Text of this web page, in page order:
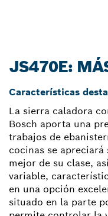
JS470E:
Características
La sierra caladora
Bosch aporta una
trabajos de
cocinas se
mejor de su clase,
variable,
en una opción
situado en la parte